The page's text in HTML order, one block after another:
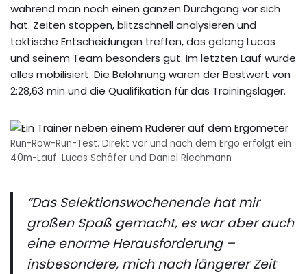
während man noch einen ganzen Durchgang vor sich
hat. Zeiten stoppen, blitzschnell analysieren und
taktische Entscheidungen treffen, das gelang Lucas
und seinem Team besonders gut. Im letzten Lauf wurde
alles mobilisiert. Die Belohnung waren der Bestwert von
2:28,63 min und die Qualifikation für das Trainingslager.
Run-Row-Run-Test. Direkt vor und nach dem Ergo erfolgt ein
40m-Lauf. Lucas Schäfer und Daniel Riechmann
“Das Selektionswochenende hat mir
großen Spaß gemacht, es war aber auch
eine enorme Herausforderung –
insbesondere, mich nach längerer Zeit